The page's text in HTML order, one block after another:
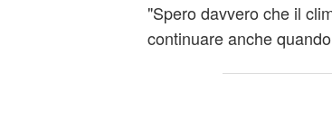
"Spero davvero che il
continuare anche